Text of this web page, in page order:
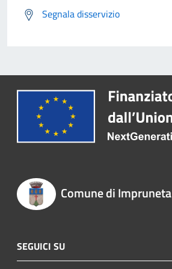
Segnala disservizio
Comune di Impruneta
SEGUICI SU